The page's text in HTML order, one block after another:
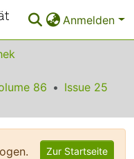
Anmelden
86
Issue 25
Zur Startseite